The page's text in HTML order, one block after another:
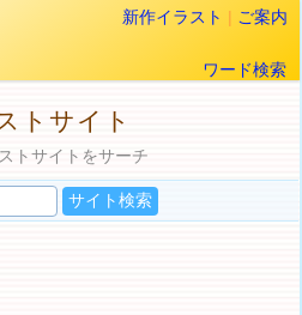
新作イラスト | ご案内
ワード検索
トサイト
トサイトをサーチ